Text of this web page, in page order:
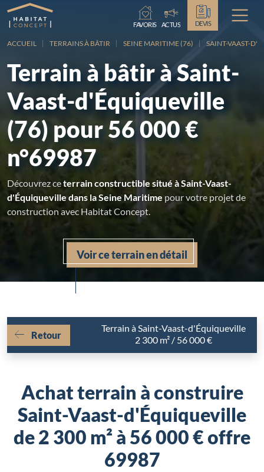
Chargement...
FAVORIS
ACTUS DEVIS
ACCUEIL TERRAINS À BÂTIR SEINE MARITIME (76) SAINT-VAAST-
Terrain à bâtir à Saint-
Vaast-d'Équiqueville
(76) pour 56 000 €
n°69987
Découvrez ceterrain constructible situé à Saint-Vaast-
d'Équiqueville dans la Seine Maritime pour votre projet de
construction avec Habitat Concept.
Voir ce terrain en détail
Retour
Terrain à Saint-Vaast-d'Équiqueville
2 300 m² / 56 000 €
Achat terrain à construire
Saint-Vaast-d'Équiqueville
de 2 300 m² à 56 000 € offre
69987